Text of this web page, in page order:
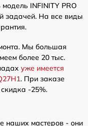
модель INFINITY PRO
задачей. На все виды
Мы большая
более 20 тыс.
уже имеется
. При заказе
-25%.
наших мастеров - они